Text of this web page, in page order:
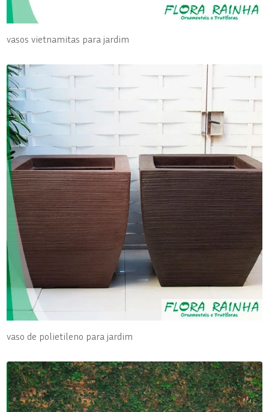
vasos vietnamitas para jardim
vaso de polietileno para jardim